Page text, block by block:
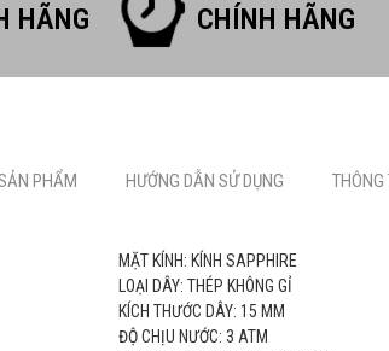
HÃNG CHÍNH HÃNG
PHẨM HƯỚNG DẪN SỬ DỤNG THÔNG
MẶT KÍNH: KÍNH SAPPHIRE
LOẠI DÂY: THÉP KHÔNG GỈ
KÍCH THƯỚC DÂY: 15 MM
ĐỘ CHỊU NƯỚC: 3 ATM